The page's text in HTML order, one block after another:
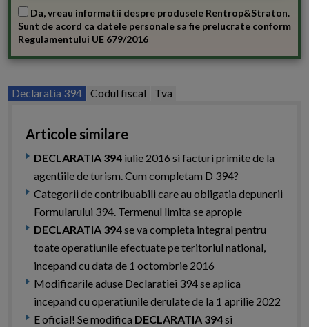
Da, vreau informatii despre produsele Rentrop&Straton.
Sunt de acord ca datele personale sa fie prelucrate conform
Regulamentului UE 679/2016
Declaratia 394 Codul fiscal Tva
Articole similare
DECLARATIA 394 iulie 2016 si facturi primite de la
agentiile de turism. Cum completam D 394?
Categorii de contribuabili care au obligatia depunerii
Formularului 394. Termenul limita se apropie
DECLARATIA 394se va completa integral pentru
toate operatiunile efectuate pe teritoriul national,
incepand cu data de 1 octombrie 2016
Modificarile aduse Declaratiei 394 se aplica
incepand cu operatiunile derulate de la 1 aprilie 2022
E oficial! Se modifica DECLARATIA 394si